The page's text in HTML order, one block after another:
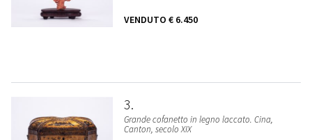
VENDUTO € 6.450
3
Grande cofanetto in legno laccato. Cina,
Canton, secolo XIX